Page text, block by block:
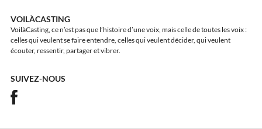
VOILÀCASTING
VoilàCasting, ce n’est pas que l’histoire d’une voix, mais celle de toutes les voix :
celles qui veulent se faire entendre, celles qui veulent décider, qui veulent
écouter, ressentir, partager et vibrer.
SUIVEZ-NOUS